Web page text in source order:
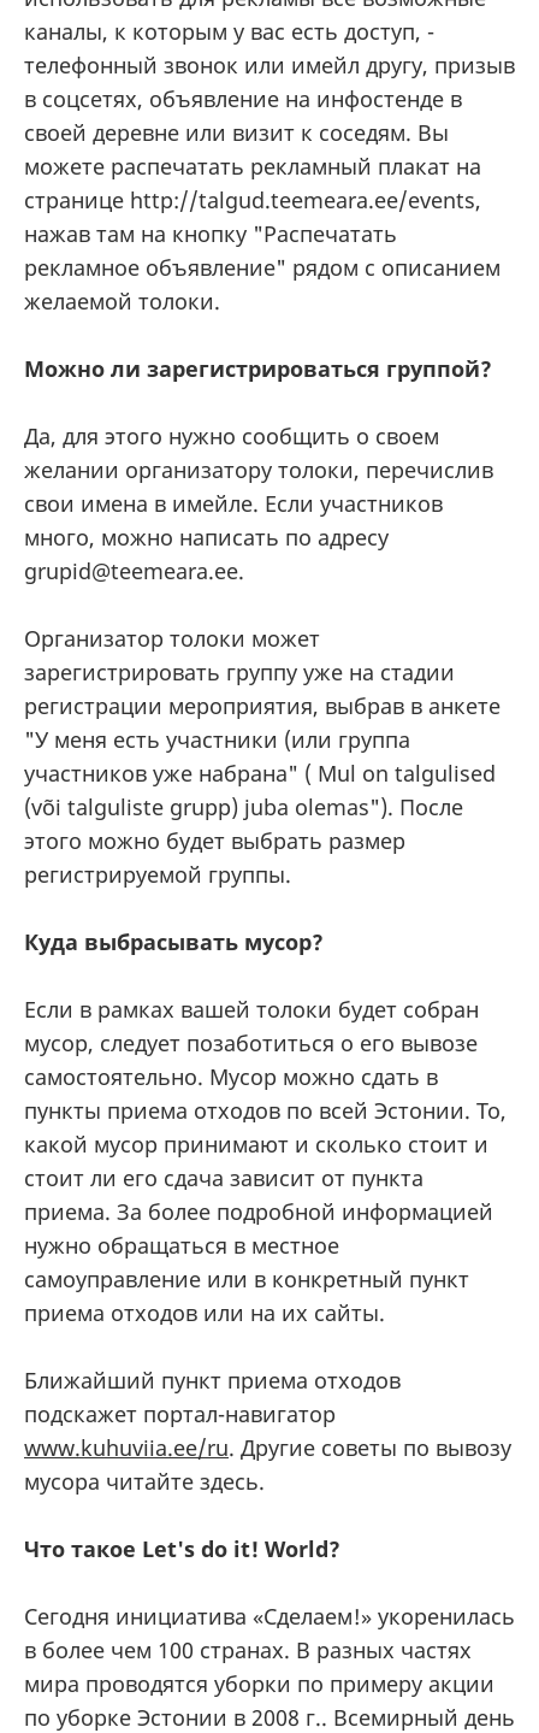
каналы, к которым у вас есть доступ, -
телефонный звонок или имейл другу, призыв
в соцсетях, объявление на инфостенде в
своей деревне или визит к соседям. Вы
можете распечатать рекламный плакат на
странице http://talgud.teemeara.ee/events,
нажав там на кнопку "Распечатать
рекламное объявление" рядом с описанием
желаемой толоки.
Можно ли зарегистрироваться группой?
Да, для этого нужно сообщить о своем
желании организатору толоки, перечислив
свои имена в имейле. Если участников
много, можно написать по адресу
grupid@teemeara.ee.
Организатор толоки может
зарегистрировать группу уже на стадии
регистрации мероприятия, выбрав в анкете
"У меня есть участники (или группа
участников уже набрана" ( Mul on talgulised
(või talguliste grupp) juba olemas"). После
этого можно будет выбрать размер
регистрируемой группы.
Куда выбрасывать мусор?
Если в рамках вашей толоки будет собран
мусор, следует позаботиться о его вывозе
самостоятельно. Мусор можно сдать в
пункты приема отходов по всей Эстонии. То,
какой мусор принимают и сколько стоит и
стоит ли его сдача зависит от пункта
приема. За более подробной информацией
нужно обращаться в местное
самоуправление или в конкретный пункт
приема отходов или на их сайты.
Ближайший пункт приема отходов
подскажет портал-навигатор
www.kuhuviia.ee/ru. Другие советы по вывозу
мусора читайте здесь.
Что такое Let's do it! World?
Сегодня инициатива «Сделаем!» укоренилась
в более чем 100 странах. В разных частях
мира проводятся уборки по примеру акции
по уборке Эстонии в 2008 г.. Всемирный день